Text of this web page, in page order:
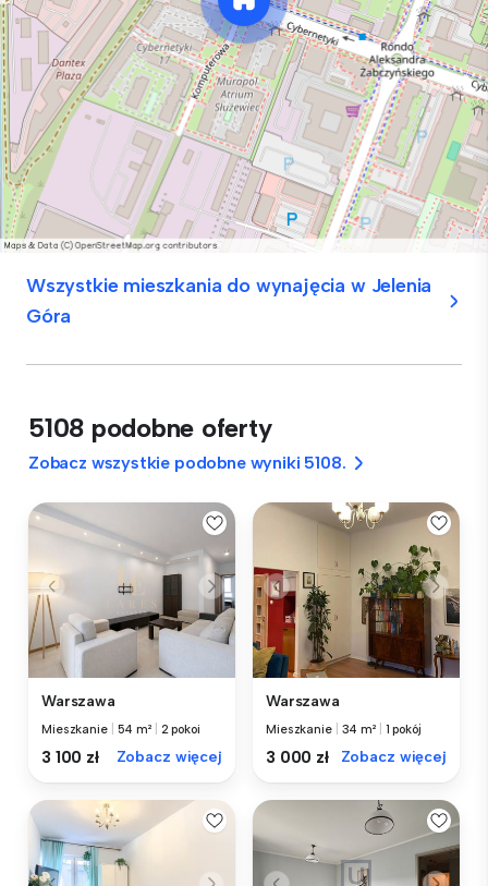
Wszystkie mieszkania do wynajęcia w Jelenia
Góra
5108 podobne oferty
Zobacz wszystkie podobne wyniki 5108.
Warszawa
Mieszkanie 54 m² 2 pokoi
3 100 zł Zobacz więcej
Warszawa
Mieszkanie 34 m² 1 pokój
3 000 zł Zobacz więcej